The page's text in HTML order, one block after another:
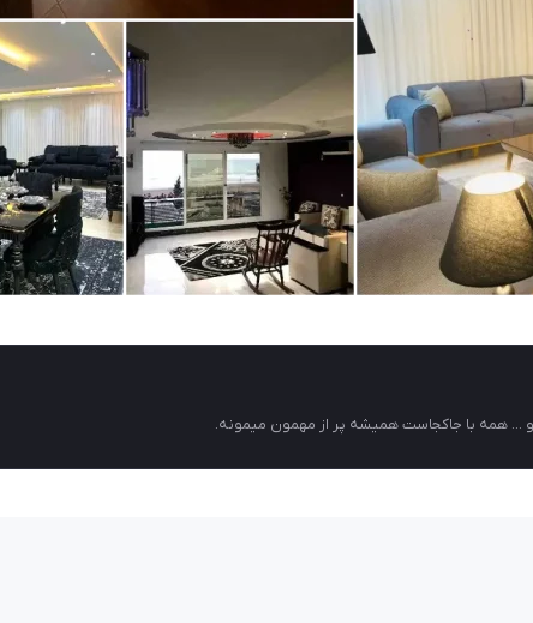
و ... همه با جاکجاست همیشه پر از مهمون میمونه.